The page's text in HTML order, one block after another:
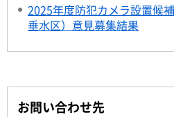
2025年度防犯カメラ設置候
垂水区）意見募集結果
お問い合わせ先